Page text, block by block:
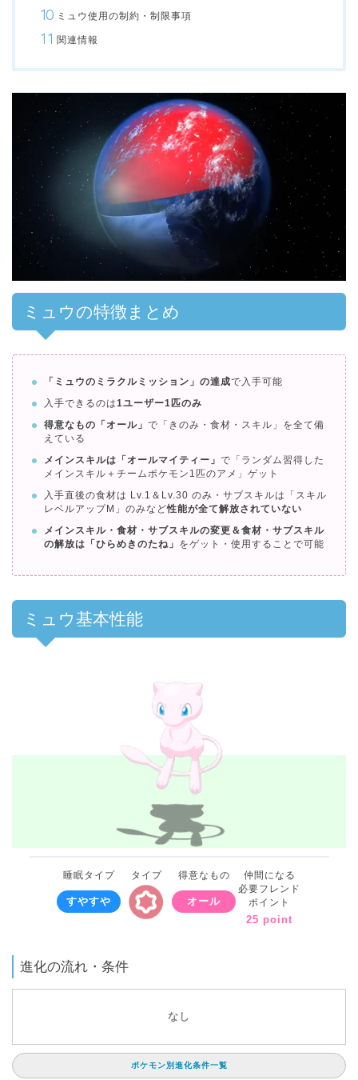
ミュウ使用の制約・制限事項
関連情報
ミュウの特徴まとめ
「ミュウのミラクルミッション」の達成で入手可能
入手できるのは1ユーザー1匹のみ
得意なもの「オール」 で「きのみ・食材・スキル」を全て備
えている
メインスキルは「オールマイティー」 で「ランダム習得した
メインスキル＋チームポケモン1匹のアメ」ゲット
入手直後の食材は Lv.1＆Lv.30 のみ・サブスキルは「スキル
レベルアップM」のみなど性能が全て解放されていない
メインスキル・食材・サブスキルの変更＆食材・サブスキル
の解放は「ひらめきのたね」 をゲット・使用することで可能
ミュウ基本性能
睡眠タイプ
すやすや
タイプ 得意なもの
オール
仲間になる
必要フレンド
ポイント
25 point
進化の流れ・条件
なし
ポケモン別進化条件一覧